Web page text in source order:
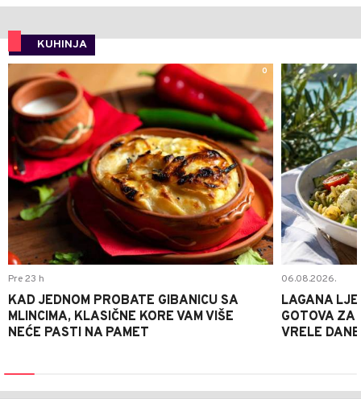
KUHINJA
0
Pre 23 h
KAD JEDNOM PROBATE GIBANICU SA
MLINCIMA, KLASIČNE KORE VAM VIŠE
NEĆE PASTI NA PAMET
06.08.2026.
LAGANA
GOTOVA ZA
VRELE DANE